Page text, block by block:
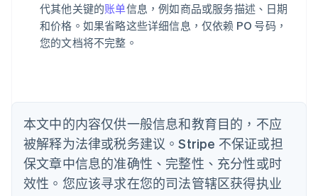
代其他关键的账单信息，例如商品或服务描述、日期
和价格。如果省略这些详细信息，仅依赖 PO 号码，
您的文档将不完整。
本文中的内容仅供一般信息和教育目的，不应
被解释为法律或税务建议。Stripe 不保证或担
保文章中信息的准确性、完整性、充分性或时
效性。您应该寻求在您的司法管辖区获得执业
巴西
PortuguêsEnglish
保加利亚
English
丹麦
English
德国
DeutschEnglish
法国
FrançaisEnglish